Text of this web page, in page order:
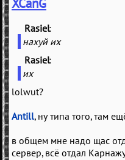
XCanG
Rasiel
нахуй их
Rasiel
их
lolwut?
Antill, ну типа того, там
в общем мне надо щас
сервер, всё отдал